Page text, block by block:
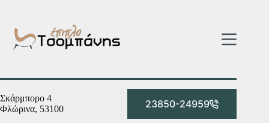
περιεχόμενο
Σκάρμπορο 4
Φλώρινα, 53100
23850-24959